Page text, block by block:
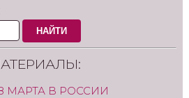
НАЙТИ
МАРТА В РОССИИ